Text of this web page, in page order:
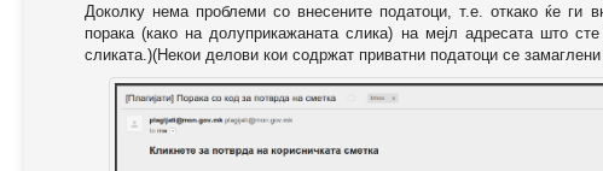
Доколку нема проблеми со внесените податоци, т.е. откако ќе ги
порака (како на долуприкажаната слика) на мејл адресата што
сликата.)(Некои делови кои содржат приватни податоци се